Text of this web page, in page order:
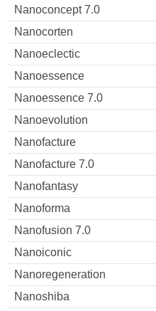
Nanoconcept 7.0
Nanocorten
Nanoeclectic
Nanoessence
Nanoessence 7.0
Nanoevolution
Nanofacture
Nanofacture 7.0
Nanofantasy
Nanoforma
Nanofusion 7.0
Nanoiconic
Nanoregeneration
Nanoshiba